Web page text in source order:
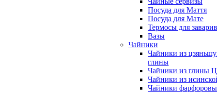
Посуда для Маття
Посуда для Мате
Термосы для
Вазы
Чайники
Чайники из
глины
Чайники из глины
Чайники из
Чайники